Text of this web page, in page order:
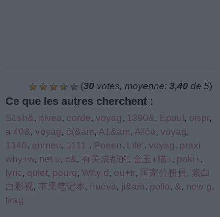
(30 votes, moyenne: 3,40 de 5)
Ce que les autres cherchent :
SLsh&, nivea, corde, voyag, 1390&, Epaul, oispr,
a 40&, voyag, é(&am, A1&am, Allée, voyag,
1340, qnmeu, 1111 , Poeen, Life’, voyag, praxi
why+w, net u, c&, 有关成都的, 金玉+猫+, poki+,
lyric, quiet, pourq, Why d, ou+tr, 国家公務員 , 素白
白影视, 苹果笔记本, nueva, ji&am, pollo, &, new g,
tirag